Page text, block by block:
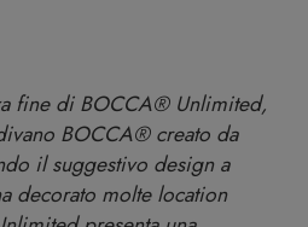
fine di BOCCA® Unlimited,
BOCCA® creato da
il suggestivo design a
decorato molte location